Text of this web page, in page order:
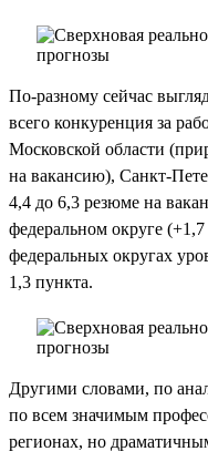
По-разному сейчас
всего конкуренция за
Московской области
на вакансию), Санкт-
4,4 до 6,3 резюме на
федеральном округе
федеральных округах
1,3 пункта.
Другими словами, по
по всем значимым
регионах, но